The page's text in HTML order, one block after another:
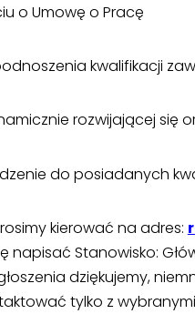
o Umowę o Pracę
kwalifikacji
rozwijającej się
do posiadanych
kierować na adres:
Stanowisko:
dziękujemy,
tylko z